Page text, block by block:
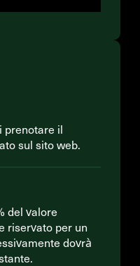
prenotare il
sul sito web.
del valore
riservato per un
dovrà